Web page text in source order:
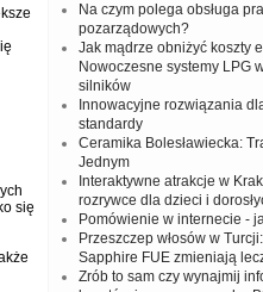
się
Na czym polega obsługa
pozarządowych?
Jak mądrze obniżyć koszty
Nowoczesne systemy LPG
silników
Innowacyjne rozwiązania
standardy
Ceramika Bolesławiecka:
Jednym
Interaktywne atrakcje w
rozrywce dla dzieci i
Pomówienie w internecie -
Przeszczep włosów w
Sapphire FUE zmieniają
Zrób to sam czy wynajmij